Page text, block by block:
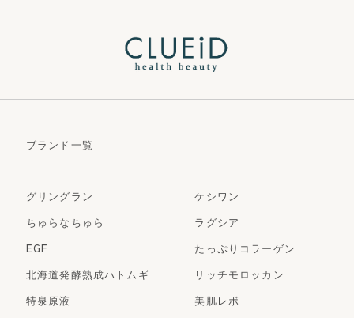
ブランド一覧
グリングラン
ケシワン
ちゅらなちゅら
ラグシア
EGF
たっぷりコラーゲン
北海道発酵熟成ハトムギ
リッチモロッカン
特泉原液
美肌レボ